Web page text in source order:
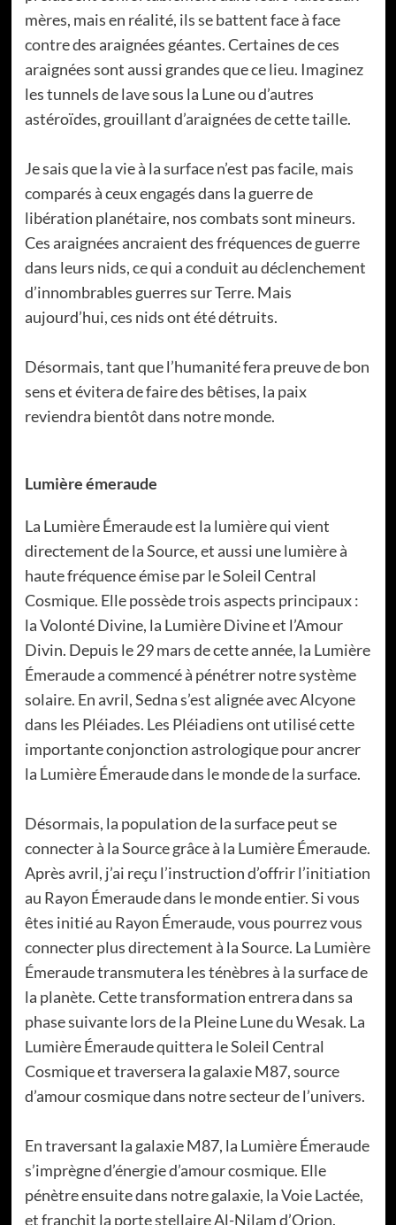
mères, mais en réalité, ils se battent face à face
contre des araignées géantes. Certaines de ces
araignées sont aussi grandes que ce lieu. Imaginez
les tunnels de lave sous la Lune ou d’autres
astéroïdes, grouillant d’araignées de cette taille.
Je sais que la vie à la surface n’est pas facile, mais
comparés à ceux engagés dans la guerre de
libération planétaire, nos combats sont mineurs.
Ces araignées ancraient des fréquences de guerre
dans leurs nids, ce qui a conduit au déclenchement
d’innombrables guerres sur Terre. Mais
aujourd’hui, ces nids ont été détruits.
Désormais, tant que l’humanité fera preuve de bon
sens et évitera de faire des bêtises, la paix
reviendra bientôt dans notre monde.
Lumière émeraude
La Lumière Émeraude est la lumière qui vient
directement de la Source, et aussi une lumière à
haute fréquence émise par le Soleil Central
Cosmique. Elle possède trois aspects principaux :
la Volonté Divine, la Lumière Divine et l’Amour
Divin. Depuis le 29 mars de cette année, la Lumière
Émeraude a commencé à pénétrer notre système
solaire. En avril, Sedna s’est alignée avec Alcyone
dans les Pléiades. Les Pléiadiens ont utilisé cette
importante conjonction astrologique pour ancrer
la Lumière Émeraude dans le monde de la surface.
Désormais, la population de la surface peut se
connecter à la Source grâce à la Lumière Émeraude.
Après avril, j’ai reçu l’instruction d’offrir l’initiation
au Rayon Émeraude dans le monde entier. Si vous
êtes initié au Rayon Émeraude, vous pourrez vous
connecter plus directement à la Source. La Lumière
Émeraude transmutera les ténèbres à la surface de
la planète. Cette transformation entrera dans sa
phase suivante lors de la Pleine Lune du Wesak. La
Lumière Émeraude quittera le Soleil Central
Cosmique et traversera la galaxie M87, source
d’amour cosmique dans notre secteur de l’univers.
En traversant la galaxie M87, la Lumière Émeraude
s’imprègne d’énergie d’amour cosmique. Elle
pénètre ensuite dans notre galaxie, la Voie Lactée,
et franchit la porte stellaire Al-Nilam d’Orion.